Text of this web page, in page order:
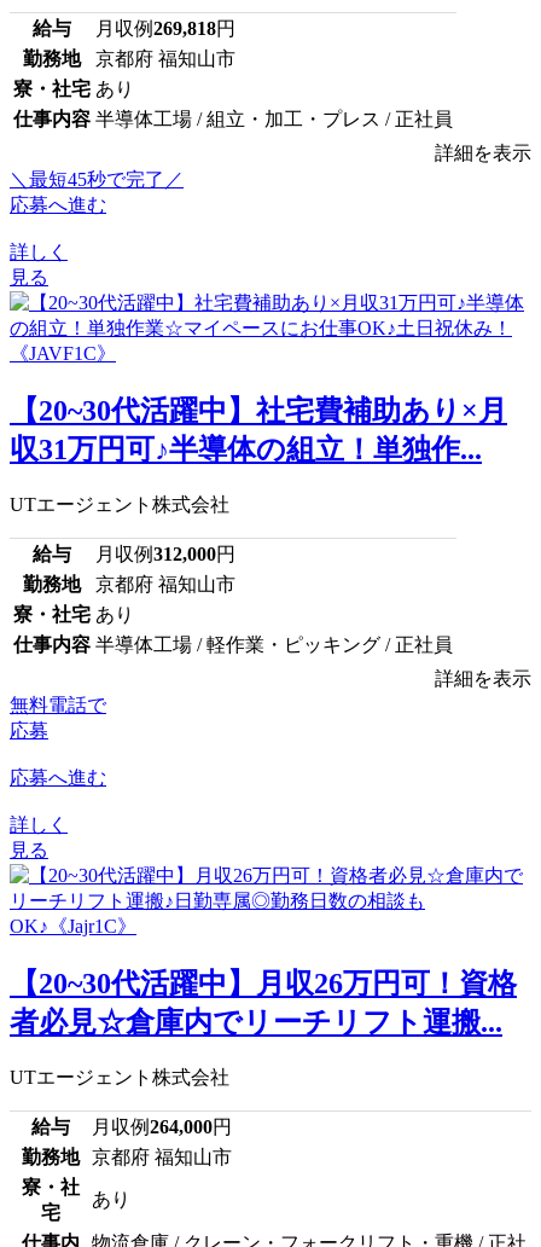
給与 月収例269,818円
勤務地
京都府 福知山市
寮・社宅 あり
仕事内容 半導体工場 / 組立・加工・プレス / 正社員
詳細を表示
＼最短45秒で完了／
応募へ進む
詳しく
見る
【20~30代活躍中】社宅費補助あり×月
収31万円可♪半導体の組立！単独作...
UTエージェント株式会社
給与 月収例312,000円
勤務地
京都府 福知山市
寮・社宅 あり
仕事内容 半導体工場 / 軽作業・ピッキング / 正社員
詳細を表示
無料電話で
応募
応募へ進む
詳しく
見る
【20~30代活躍中】月収26万円可！資格
者必見☆倉庫内でリーチリフト運搬...
UTエージェント株式会社
給与 月収例264,000円
勤務地
京都府 福知山市
寮・社
宅
あり
仕事内
物流倉庫 / クレーン・フォークリフト・重機 / 正社